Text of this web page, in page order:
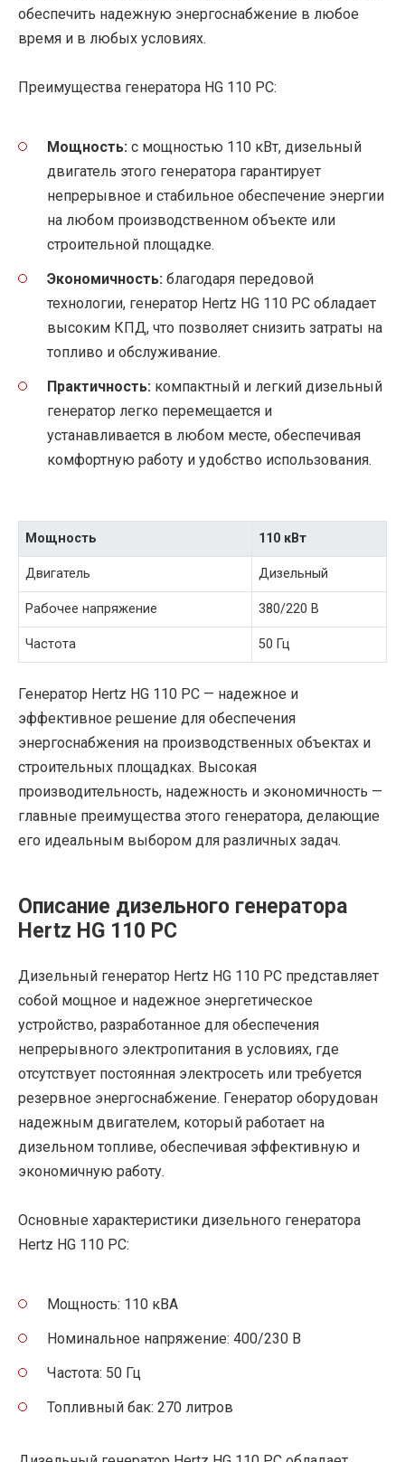
обеспечить надежную энергоснабжение в любое
время и в любых условиях.
Преимущества генератора HG 110 PC:
Мощность: с мощностью 110 кВт, дизельный
двигатель этого генератора гарантирует
непрерывное и стабильное обеспечение энергии
на любом производственном объекте или
строительной площадке.
Экономичность: благодаря передовой
технологии, генератор Hertz HG 110 PC обладает
высоким КПД, что позволяет снизить затраты на
топливо и обслуживание.
Практичность: компактный и легкий дизельный
генератор легко перемещается и
устанавливается в любом месте, обеспечивая
комфортную работу и удобство использования.
Мощность 110 кВт
Двигатель Дизельный
Рабочее напряжение 380/220 В
Частота 50 Гц
Генератор Hertz HG 110 PC — надежное и
эффективное решение для обеспечения
энергоснабжения на производственных объектах и
строительных площадках. Высокая
производительность, надежность и экономичность —
главные преимущества этого генератора, делающие
его идеальным выбором для различных задач.
Описание дизельного генератора
Hertz HG 110 PC
Дизельный генератор Hertz HG 110 PC представляет
собой мощное и надежное энергетическое
устройство, разработанное для обеспечения
непрерывного электропитания в условиях, где
отсутствует постоянная электросеть или требуется
резервное энергоснабжение. Генератор оборудован
надежным двигателем, который работает на
дизельном топливе, обеспечивая эффективную и
экономичную работу.
Основные характеристики дизельного генератора
Hertz HG 110 PC:
Мощность: 110 кВА
Номинальное напряжение: 400/230 В
Частота: 50 Гц
Топливный бак: 270 литров